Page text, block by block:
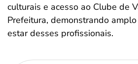
culturais e acesso ao Clube de
Prefeitura, demonstrando
estar desses profissionais.